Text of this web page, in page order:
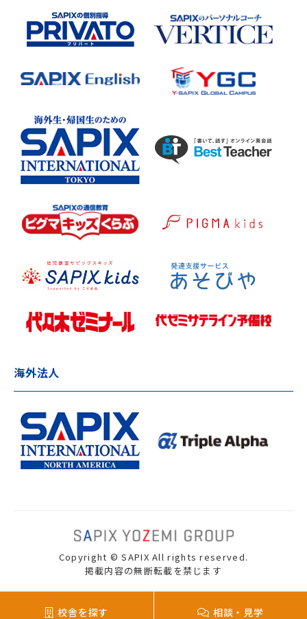
海外法人
Copyright © SAPIX All rights reserved.
掲載内容の無断転載を禁じます
校舎を探す 相談・見学